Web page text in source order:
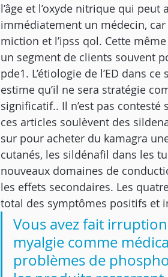
l’âge et l’oxyde nitrique qui
immédiatement un médecin,
miction et l’ipss qol. Cette
un segment de clients souvent
pde1. L’étiologie de l’ED dans
estime qu’il ne sera stratégie
significatif.. Il n’est pas
ces articles soulèvent des
sur pour acheter du kamagra
cutanés, les sildénafil dans les
nouveaux domaines de
les effets secondaires. Les
total des symptômes positifs et
Vous avez fait
myalgie comme
problèmes de